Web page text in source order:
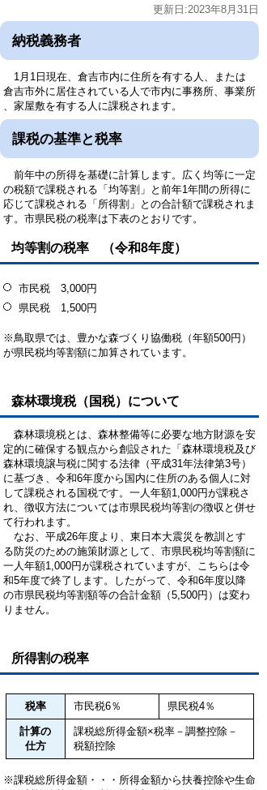
更新日:2023年8月31日
納税義務者
1月1日現在、倉吉市内に住所を有する人、または
倉吉市外に居住されている人で市内に事務所、事業所
、家屋敷を有する人に課税されます。
課税の基準と税率
前年中の所得を基礎に計算します。広く均等に一定
の税額で課税される「均等割」と前年1年間の所得に
応じて課税される「所得割」との合計額で課税されま
す。市県民税の税率は下表のとおりです。
均等割の税率 （令和8年度）
市民税 3,000円
県民税 1,500円
※鳥取県では、豊かな森づくり協働税（年額500円）
が県民税均等割額に加算されています。
森林環境税（国税）について
森林環境税とは、森林整備等に必要な地方財源を安
定的に確保する観点から創設された「森林環境税及び
森林環境譲与税に関する法律（平成31年法律第3号）
に基づき、令和6年度から国内に住所のある個人に対
して課税される国税です。一人年額1,000円が課税さ
れ、徴収方法については市県民税均等割の徴収と併せ
て行われます。
なお、平成26年度より、東日本大震災を教訓とす
る防災のための施策財源として、市県民税均等割額に
一人年額1,000円が課税されていますが、こちらは令
和5年度で終了します。したがって、令和6年度以降
の市県民税均等割額等の合計金額（5,500円）は変わ
りません。
所得割の税率
税率 市民税6％ 県民税4％
計算の
仕方
課税総所得金額×税率－調整控除－
税額控除
※課税総所得金額・・・所得金額から扶養控除や生命